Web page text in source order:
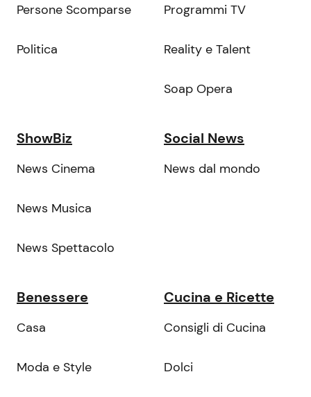
Persone Scomparse
Politica
Programmi TV
Reality e Talent
Soap Opera
ShowBiz
News Cinema
News Musica
News Spettacolo
Social News
News dal mondo
Benessere
Casa
Moda e Style
Cucina e Ricette
Consigli di Cucina
Dolci